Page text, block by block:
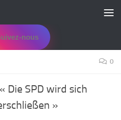
nous
0
Die SPD wird sich
»